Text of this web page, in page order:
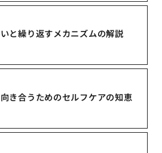
と繰り返すメカニズムの解説
き合うためのセルフケアの知恵